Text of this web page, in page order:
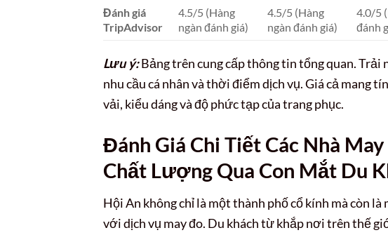
Đánh giá
TripAdvisor
4.5/5 (Hàng
ngàn đánh giá)
4.5/5 (Hàng
ngàn đánh giá)
4.0/5
đánh
Lưu ý:Bảng trên cung cấp thông tin tổng quan.
nhu cầu cá nhân và thời điểm dịch vụ. Giá cả mang
vải, kiểu dáng và độ phức tạp của trang phục.
Đánh Giá Chi Tiết Các Nhà
Chất Lượng Qua Con Mắt Du
Hội An không chỉ là một thành phố cổ kính mà còn
với dịch vụ may đo. Du khách từ khắp nơi trên thế